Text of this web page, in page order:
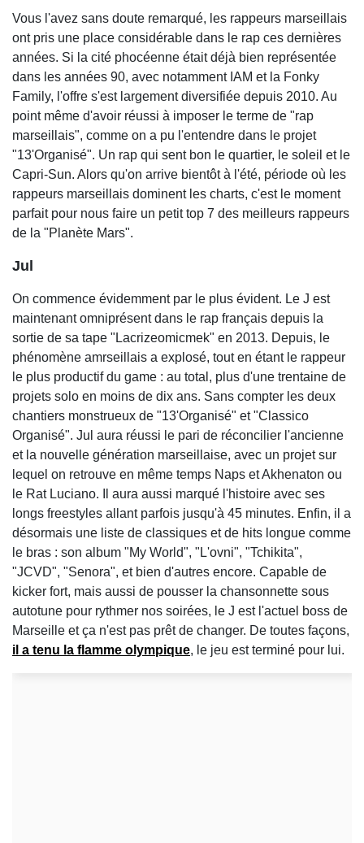
Vous l'avez sans doute remarqué, les rappeurs marseillais
ont pris une place considérable dans le rap ces dernières
années. Si la cité phocéenne était déjà bien représentée
dans les années 90, avec notamment IAM et la Fonky
Family, l'offre s'est largement diversifiée depuis 2010. Au
point même d'avoir réussi à imposer le terme de "rap
marseillais", comme on a pu l'entendre dans le projet
"13'Organisé". Un rap qui sent bon le quartier, le soleil et le
Capri-Sun. Alors qu'on arrive bientôt à l'été, période où les
rappeurs marseillais dominent les charts, c'est le moment
parfait pour nous faire un petit top 7 des meilleurs rappeurs
de la "Planète Mars".
Jul
On commence évidemment par le plus évident. Le J est
maintenant omniprésent dans le rap français depuis la
sortie de sa tape "Lacrizeomicmek" en 2013. Depuis, le
phénomène amrseillais a explosé, tout en étant le rappeur
le plus productif du game : au total, plus d'une trentaine de
projets solo en moins de dix ans. Sans compter les deux
chantiers monstrueux de "13'Organisé" et "Classico
Organisé". Jul aura réussi le pari de réconcilier l'ancienne
et la nouvelle génération marseillaise, avec un projet sur
lequel on retrouve en même temps Naps et Akhenaton ou
le Rat Luciano. Il aura aussi marqué l'histoire avec ses
longs freestyles allant parfois jusqu'à 45 minutes. Enfin, il a
désormais une liste de classiques et de hits longue comme
le bras : son album "My World", "L'ovni", "Tchikita",
"JCVD", "Senora", et bien d'autres encore. Capable de
kicker fort, mais aussi de pousser la chansonnette sous
autotune pour rythmer nos soirées, le J est l'actuel boss de
Marseille et ça n'est pas prêt de changer. De toutes façons,
il a tenu la flamme olympique, le jeu est terminé pour lui.